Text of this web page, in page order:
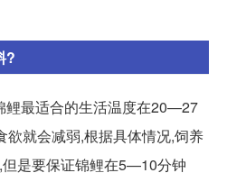
?
鲤最适合的生活温度在20—27
欲就会减弱,根据具体情况,饲养
是要保证锦鲤在5—10分钟